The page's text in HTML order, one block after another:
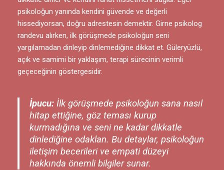
psikoloğun yanında kendini güvende ve değerli
hissediyorsan, doğru adrestesin demektir. Girne psikolog
randevu alırken, ilk görüşmede psikoloğun seni
yargılamadan dinleyip dinlemediğine dikkat et. Güleryüzlü,
açık ve samimi bir yaklaşım, terapi sürecinin verimli
geçeceğinin göstergesidir.
İpucu: İlk görüşmede psikoloğun sana nasıl
hitap ettiğine, göz teması kurup
kurmadığına ve seni ne kadar dikkatle
dinlediğine odaklan. Bu detaylar, psikoloğun
iletişim becerileri ve empati düzeyi
hakkında önemli bilgiler sunar.